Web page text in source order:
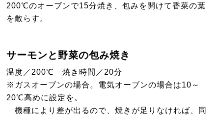
200℃のオーブンで15分焼き、包みを開けて香菜の葉
を散らす。
サーモンと野菜の包み焼き
温度／200℃ 焼き時間／20分
※ガスオーブンの場合。電気オーブンの場合は10～
20℃高めに設定を。
機種により差が出るので、焼きが足りなければ、同